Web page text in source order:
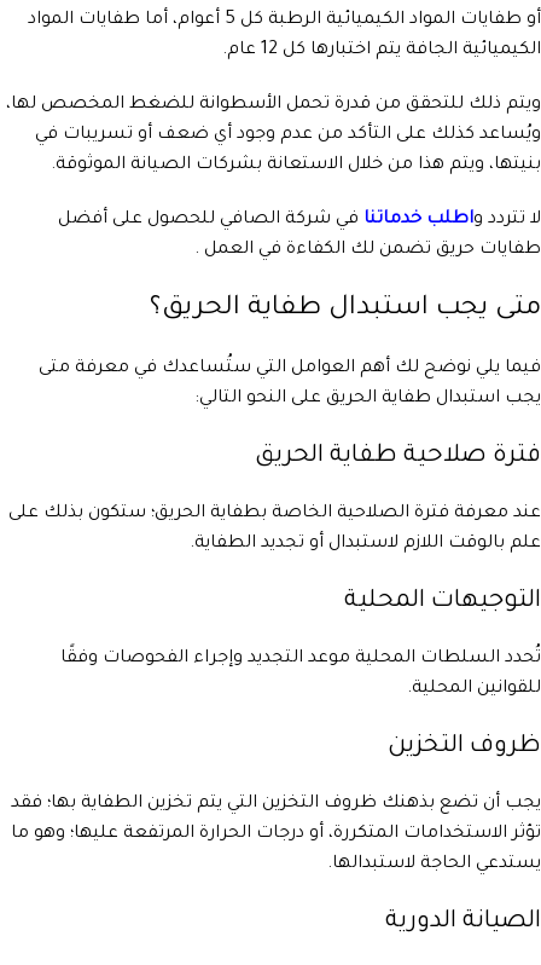
أو طفايات المواد الكيميائية الرطبة كل 5 أعوام، أما طفايات المواد
الكيميائية الجافة يتم اختبارها كل 12 عام.
ويتم ذلك للتحقق من قدرة تحمل الأسطوانة للضغط المخصص لها،
ويُساعد كذلك على التأكد من عدم وجود أي ضعف أو تسريبات في
بنيتها، ويتم هذا من خلال الاستعانة بشركات الصيانة الموثوقة.
لا تتردد واطلب خدماتنا في شركة الصافي للحصول على أفضل
طفايات حريق تضمن لك الكفاءة في العمل .
متى يجب استبدال طفاية الحريق؟
فيما يلي نوضح لك أهم العوامل التي ستُساعدك في معرفة متى
يجب استبدال طفاية الحريق على النحو التالي:
فترة صلاحية طفاية الحريق
عند معرفة فترة الصلاحية الخاصة بطفاية الحريق؛ ستكون بذلك على
علم بالوقت اللازم لاستبدال أو تجديد الطفاية.
التوجيهات المحلية
تُحدد السلطات المحلية موعد التجديد وإجراء الفحوصات وفقًا
للقوانين المحلية.
ظروف التخزين
يجب أن تضع بذهنك ظروف التخزين التي يتم تخزين الطفاية بها؛ فقد
تؤثر الاستخدامات المتكررة، أو درجات الحرارة المرتفعة عليها؛ وهو ما
يستدعي الحاجة لاستبدالها.
الصيانة الدورية